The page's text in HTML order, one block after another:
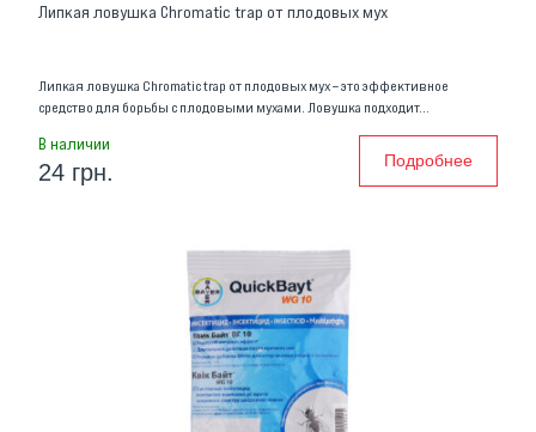
Липкая ловушка Chromatic trap от плодовых мух
Липкая ловушка Chromatic trap от плодовых мух – это эффективное
средство для борьбы с плодовыми мухами. Ловушка подходит…
В наличии
24 грн. Подробнее